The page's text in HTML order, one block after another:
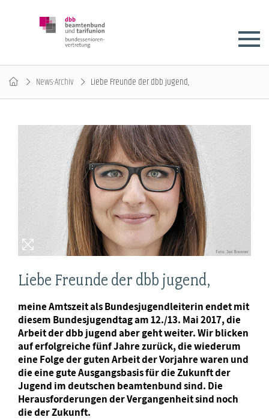
News-Archiv Liebe Freunde der dbb jugend,
Liebe Freunde der dbb jugend,
meine Amtszeit als Bundesjugendleiterin endet mit
diesem Bundesjugendtag am 12./13. Mai 2017, die
Arbeit der dbb jugend aber geht weiter. Wir blicken
auf erfolgreiche fünf Jahre zurück, die wiederum
eine Folge der guten Arbeit der Vorjahre waren und
die eine gute Ausgangsbasis für die Zukunft der
Jugend im deutschen beamtenbund sind. Die
Herausforderungen der Vergangenheit sind noch
die der Zukunft.